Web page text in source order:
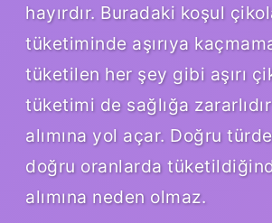
hayırdır. Buradaki koşul
tüketiminde aşırıya
tüketilen her şey gibi aşırı
tüketimi de sağlığa
alımına yol açar. Doğru
doğru oranlarda
alımına neden olmaz.